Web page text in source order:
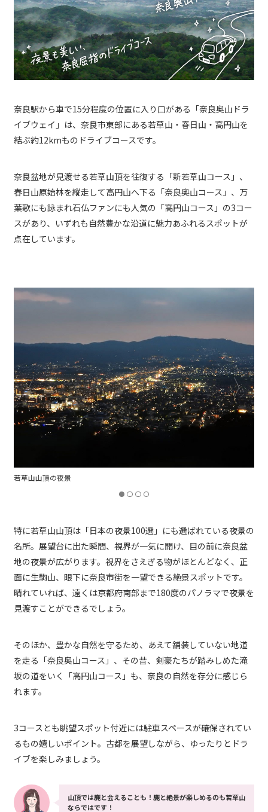
奈良駅から車で15分程度の位置に入り口がある「奈良奥山ドラ
イブウェイ」は、奈良市東部にある若草山・春日山・高円山を
結ぶ約12kmものドライブコースです。
奈良盆地が見渡せる若草山頂を往復する「新若草山コース」、
春日山原始林を縦走して高円山へ下る「奈良奥山コース」、万
葉歌にも詠まれ石仏ファンにも人気の「高円山コース」の3コー
スがあり、いずれも自然豊かな沿道に魅力あふれるスポットが
点在しています。
高円山頂上展望所
特に若草山山頂は「日本の夜景100選」にも選ばれている夜景の
名所。展望台に出た瞬間、視界が一気に開け、目の前に奈良盆
地の夜景が広がります。視界をさえぎる物がほとんどなく、正
面に生駒山、眼下に奈良市街を一望できる絶景スポットです。
晴れていれば、遠くは京都府南部まで180度のパノラマで夜景を
見渡すことができるでしょう。
そのほか、豊かな自然を守るため、あえて舗装していない地道
を走る「奈良奥山コース」、その昔、剣豪たちが踏みしめた滝
坂の道をいく「高円山コース」も、奈良の自然を存分に感じら
れます。
3コースとも眺望スポット付近には駐車スペースが確保されてい
るもの嬉しいポイント。古都を展望しながら、ゆったりとドラ
イブを楽しみましょう。
山頂では鹿と会えることも！鹿と絶景が楽しめるのも若草山
ならではです！